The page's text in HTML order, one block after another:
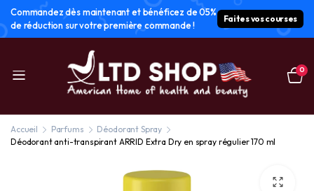
Commandez dès maintenant et bénéficez de 05%
de réduction sur votre première commande !
Faites vos courses
0
Accueil Parfums
Déodorant Spray
Déodorant anti-transpirant ARRID Extra Dry en spray régulier 170 ml